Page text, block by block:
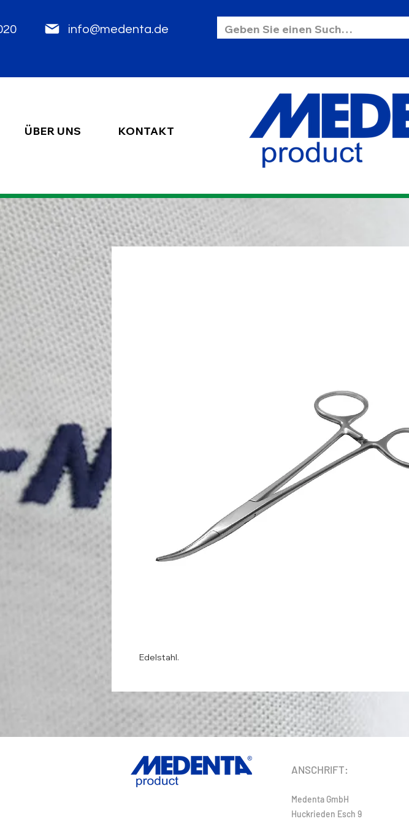
2020 info@medenta.de
ÜBER UNS KONTAKT
Edelstahl.
ANSCHRIFT:
Medenta GmbH
Huckrieden Esch 9